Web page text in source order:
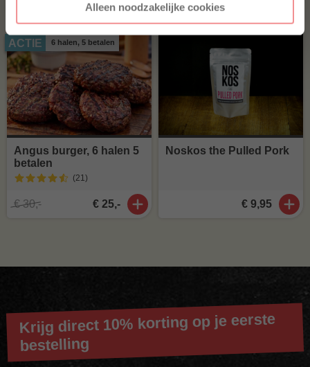
Alleen noodzakelijke cookies
ACTIE 6 halen, 5 betalen
Angus burger, 6 halen 5
betalen
(21)
€ 30,- € 25,-
Noskos the Pulled Pork
€ 9,95
Krijg direct 10% korting op je eerste
bestelling